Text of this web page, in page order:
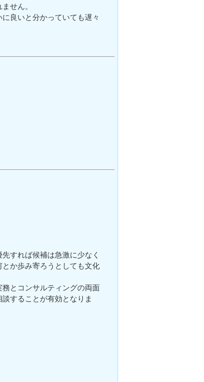
せん。
良いと分かっていても遅々
すれば候補は急激に少なく
か歩み寄ろうとしても文化
とコンサルティングの両面
することが有効となりま